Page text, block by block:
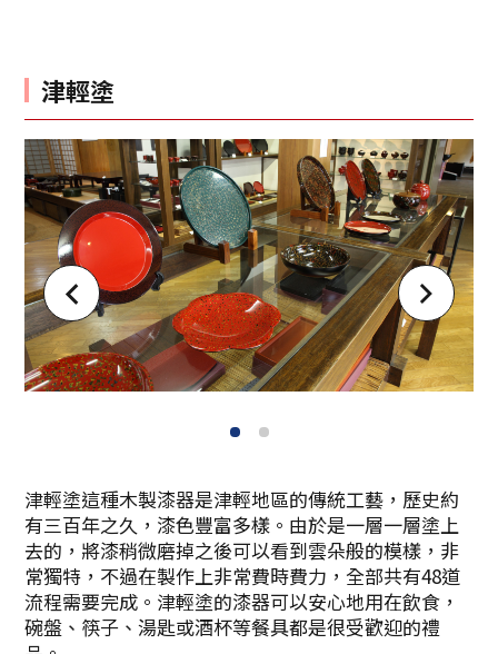
津輕塗
1 2
津輕塗這種木製漆器是津輕地區的傳統工藝，歷史約
有三百年之久，漆色豐富多樣。由於是一層一層塗上
去的，將漆稍微磨掉之後可以看到雲朵般的模樣，非
常獨特，不過在製作上非常費時費力，全部共有48道
流程需要完成。津輕塗的漆器可以安心地用在飲食，
碗盤、筷子、湯匙或酒杯等餐具都是很受歡迎的禮